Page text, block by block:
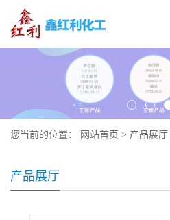
您当前的位置： 网站首页 > 产品展厅
产品展厅